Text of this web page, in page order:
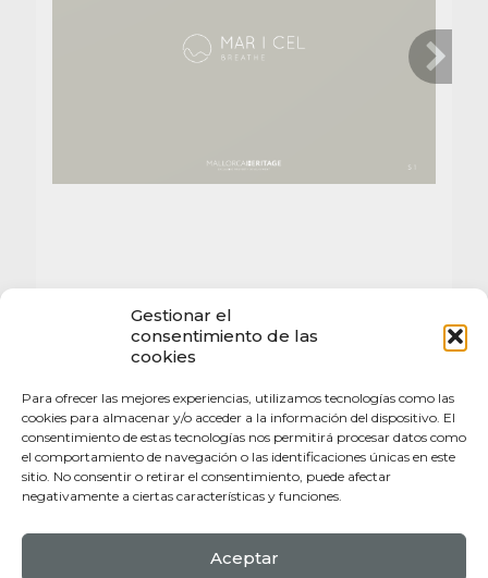
Gestionar el
consentimiento de las
cookies
Para ofrecer las mejores experiencias, utilizamos tecnologías como las
cookies para almacenar y/o acceder a la información del dispositivo. El
consentimiento de estas tecnologías nos permitirá procesar datos como
el comportamiento de navegación o las identificaciones únicas en este
sitio. No consentir o retirar el consentimiento, puede afectar
negativamente a ciertas características y funciones.
Aceptar